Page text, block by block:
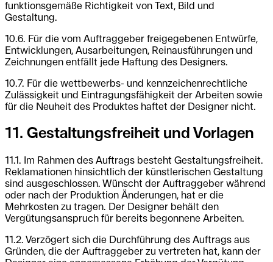
funktionsgemäße Richtigkeit von Text, Bild und
Gestaltung.
10.6. Für die vom Auftraggeber freigegebenen Entwürfe,
Entwicklungen, Ausarbeitungen, Reinausführungen und
Zeichnungen entfällt jede Haftung des Designers.
10.7. Für die wettbewerbs- und kennzeichenrechtliche
Zulässigkeit und Eintragungsfähigkeit der Arbeiten sowie
für die Neuheit des Produktes haftet der Designer nicht.
11. Gestaltungsfreiheit und Vorlagen
11.1. Im Rahmen des Auftrags besteht Gestaltungsfreiheit.
Reklamationen hinsichtlich der künstlerischen Gestaltung
sind ausgeschlossen. Wünscht der Auftraggeber während
oder nach der Produktion Änderungen, hat er die
Mehrkosten zu tragen. Der Designer behält den
Vergütungsanspruch für bereits begonnene Arbeiten.
11.2. Verzögert sich die Durchführung des Auftrags aus
Gründen, die der Auftraggeber zu vertreten hat, kann der